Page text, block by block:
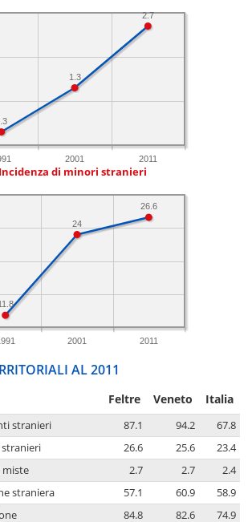
2001 2011
2.7
1.3
Incidenza di minori stranieri
2001 2011
26.6
24
AL 2011
Feltre Veneto Italia
stranieri 87.1 94.2
67.8
26.6 25.6
23.4
miste
2.7 2.7
2.4
straniera
57.1 60.9
58.9
84.8 82.6 74.9